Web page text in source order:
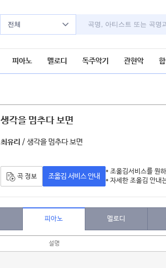
전체
피아노 멜로디 독주악기 관현악
생각을 멈추다 보면
최유리 / 생각을 멈추다 보면
곡 정보 조옮김 서비스 안내
* 조옮김서비스를 원
* 자세한 조옮김 안내
피아노 멜로디
설명